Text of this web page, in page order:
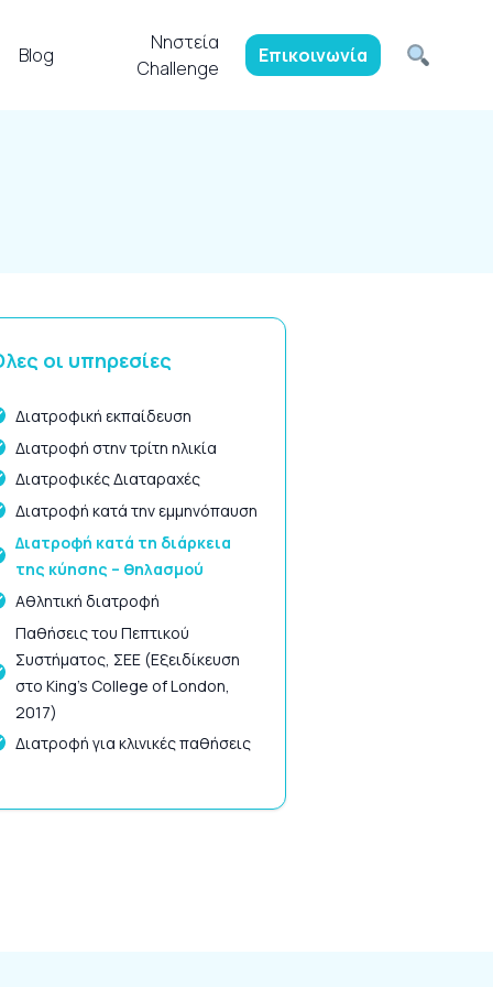
Blog
Νηστεία
Challenge
Επικοινωνία
οι υπηρεσίες
Διατροφική εκπαίδευση
Διατροφή στην τρίτη ηλικία
Διατροφικές Διαταραχές
Διατροφή κατά την εμμηνόπαυση
Διατροφή κατά τη διάρκεια
της κύησης – θηλασμού
Αθλητική διατροφή
Παθήσεις του Πεπτικού
Συστήματος, ΣΕΕ (Εξειδίκευση
στο King’s College of London,
2017)
Διατροφή για κλινικές παθήσεις